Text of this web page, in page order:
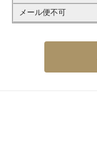
メール便不可